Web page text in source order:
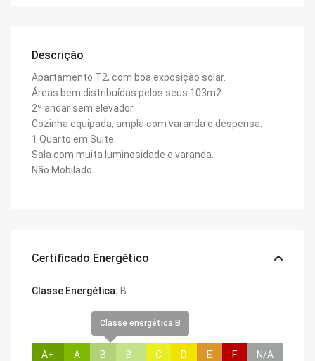
Descrição
Apartamento T2, com boa exposição solar.
Áreas bem distribuídas pelos seus 103m2.
2º andar sem elevador.
Cozinha equipada, ampla com varanda e despensa.
1 Quarto em Suite.
Sala com muita luminosidade e varanda.
Não Mobilado.
Certificado Energético
Classe Energética: B
A+ A
Classe energética B
B B- C D E F N/A